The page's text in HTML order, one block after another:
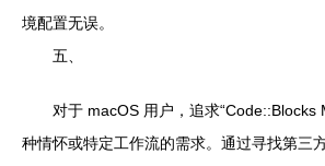
境配置无误。
五、
对于 macOS 用户，追求“Code::Blocks
种情怀或特定工作流的需求。通过寻找第三